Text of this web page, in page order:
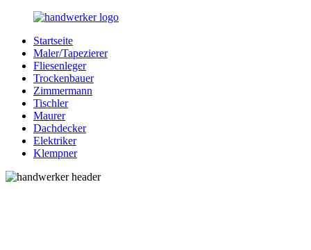
Zurück
Inhalt
Bessere-
Handwerker.de
Handwerker
Ihrer
Nähe
Startseite
Maler/Tapezierer
Fliesenleger
Trockenbauer
Zimmermann
Tischler
Maurer
Dachdecker
Elektriker
Klempner